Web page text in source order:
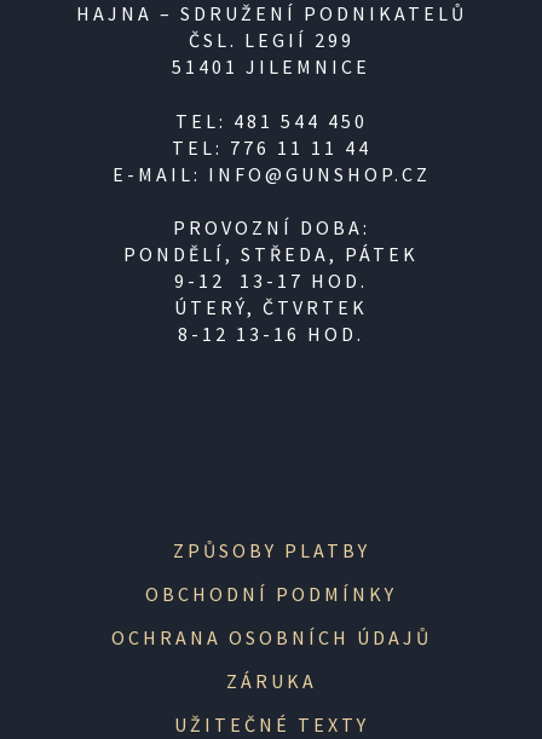
HAJNA – SDRUŽENÍ PODNIKATELŮ
ČSL. LEGIÍ 299
51401 JILEMNICE
TEL: 481 544 450
TEL: 776 11 11 44
E-MAIL: INFO@GUNSHOP.CZ
PROVOZNÍ DOBA:
PONDĚLÍ, STŘEDA, PÁTEK
9-12 13-17 HOD.
ÚTERÝ, ČTVRTEK
8-12 13-16 HOD.
ZPŮSOBY PLATBY
OBCHODNÍ PODMÍNKY
OCHRANA OSOBNÍCH ÚDAJŮ
ZÁRUKA
UŽITEČNÉ TEXTY